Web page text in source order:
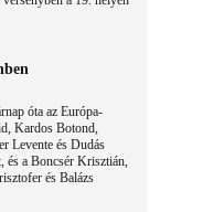
óta az Európa-
Kardos Botond,
Levente és Dudás
és a Boncsér Krisztián,
és Balázs